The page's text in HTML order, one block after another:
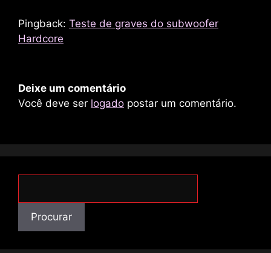
Pingback: Teste de graves do subwoofer
Hardcore
Deixe um comentário
Você deve ser logado postar um comentário.
Procurar